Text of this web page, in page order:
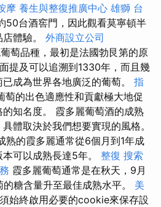
摩 養生與整復推廣中心 雄獅 台
50台酒窖門，因此觀看莫寧頓半
體驗。 外商設立公司
萄品種，最初是法國勃艮第的原
提及可以追溯到1330年，而且幾
成為世界各地廣泛的葡萄。 指
萄的出色適應性和貢獻極大地促
知名度。 霞多麗葡萄酒的成熟
體取決於我們想要實現的風格。
熟的霞多麗通常從6個月到1年成
可以成熟長達5年。 整復 搜索
霞多麗葡萄通常是在秋天，9月
糖含量升至最佳成熟水平。 美
始終啟用必要的cookie來保存設